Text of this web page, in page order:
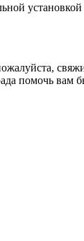
установкой
помочь